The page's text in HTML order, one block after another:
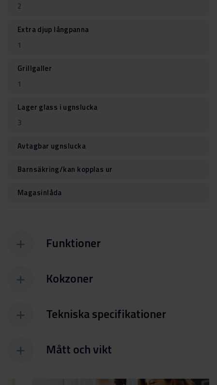
2
Extra djup långpanna
1
Grillgaller
1
Lager glass i ugnslucka
3
Avtagbar ugnslucka
Barnsäkring/kan kopplas ur
Magasinlåda
Funktioner
Kokzoner
Tekniska specifikationer
Mått och vikt